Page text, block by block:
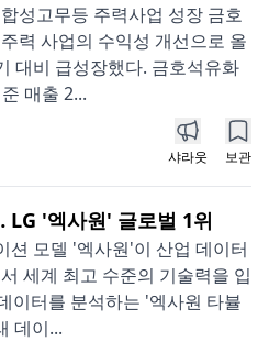
성고무등 주력사업 성장 금호
력 사업의 수익성 개선으로 올
대비 급성장했다. 금호석유화
매출 2...
샤라웃 보관
LG '엑사원' 글로벌 1위
션 모델 '엑사원'이 산업 데이터
세계 최고 수준의 기술력을 입
이터를 분석하는 '엑사원 타뷸
데이...